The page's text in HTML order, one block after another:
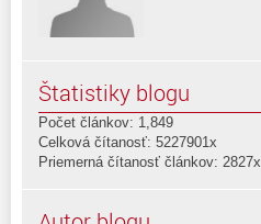
Štatistiky blogu
Počet článkov: 1,849
Celková čítanosť: 5227901x
Priemerná čítanosť článkov: 2827x